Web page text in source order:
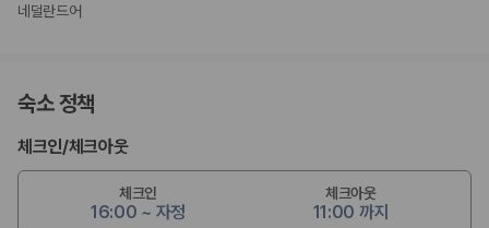
네덜란드어
숙소 정책
체크인/체크아웃
체크인
16:00 ~ 자정
체크아웃
11:00 까지